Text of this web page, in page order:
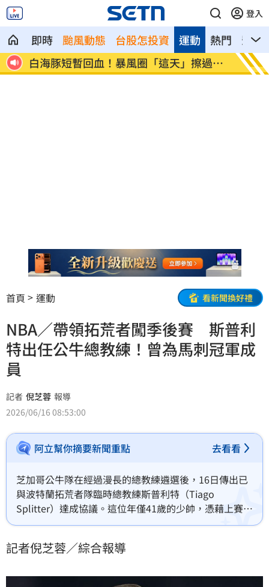
登入
即時 颱風動態 台股怎投資 熱門 影音
運動
身
白海豚短暫回血！暴風圈「這天」擦過台
灣
肥大
播
首頁 運動 看新聞換好禮
NBA／帶領拓荒者闖季後賽 斯普利
特出任公牛總教練！曾為馬刺冠軍成
員
記者 倪芝蓉 報導
2026/06/16 08:53:00
阿立幫你摘要新聞重點 去看看
芝加哥公牛隊在經過漫長的總教練遴選後，16日傳出已
與波特蘭拓荒者隊臨時總教練斯普利特（Tiago
Splitter）達成協議。這位年僅41歲的少帥，憑藉上賽季
在波特蘭的優異執教表現與深厚的籃球底蘊，將接掌公
記者倪芝蓉／綜合報導